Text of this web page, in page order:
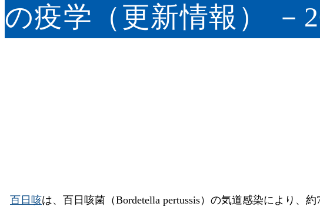
の疫学（更新情報） －
百日咳は、百日咳菌（Bordetella pertussis）の気道感染により、